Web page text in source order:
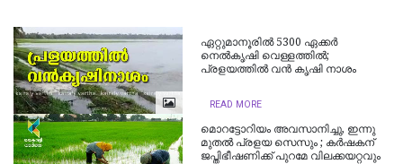
ഏറ്റുമാനൂരില്‍ 5300 ഏക്കര്‍
നെല്‍കൃഷി വെള്ളത്തില്‍;
പ്രളയത്തിൽ വൻ കൃഷി നാശം
READ MORE
മൊറട്ടോറിയം അവസാനിച്ചു, ഇന്നു
മുതല്‍ പ്രളയ സെസും ; കര്‍ഷകന്
ജപ്തിഭീഷണിക്ക് പുറമേ വിലക്കയറ്റവും